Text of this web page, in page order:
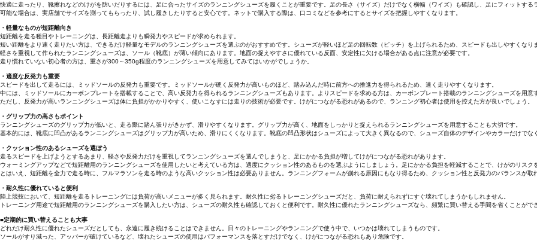
快適に走ったり、靴擦れなどのけがを防いだりするには、足に合ったサイズのランニングシューズを履くことが重要です。足の長さ（サイズ）だけでなく横幅（ワイズ）も確認し、足にフィットする
可能な場合は、実店舗でサイズを測ってもらったり、試し履きしたりすると安心です。ネットで購入する際は、口コミなどを参考にするとサイズを把握しやすくなります。
・軽量なものが短距離向き
短距離を走る種目やトレーニングは、長距離走よりも瞬発力やスピードが求められます。
短い距離をより速く走りたい方は、できるだけ軽量なモデルのランニングシューズを選ぶのがおすすめです。シューズが軽いほど足の回転数（ピッチ）を上げられるため、スピードも出しやすくなり
軽さを重視して作られたランニングシューズは、ソール（靴底）が薄い傾向にあります。地面の捉えやすさに優れている反面、安定性に欠ける場合がある点に注意が必要です。
走り慣れていない初心者の方は、重さが300～350g程度のランニングシューズを用意してみてはいかがでしょうか。
・適度な反発力も重要
スピードを出して走るには、ミッドソールの反発力も重要です。ミッドソールが硬く反発力が高いものほど、踏み込んだ時に前方への推進力を得られるため、速く走りやすくなります。
中には、ミッドソールにカーボンプレートを搭載することで、高い反発力を得られるランニングシューズもあります。よりスピードを求める方は、カーボンプレート搭載のランニングシューズを用意
ただし、反発力が高いランニングシューズは体に負担がかかりやすく、使いこなすには走りの技術が必要です。けがにつながる恐れがあるので、ランニング初心者は使用を控えた方が良いでしょう。
・グリップ力の高さもポイント
ランニングシューズのグリップ力が低いと、走る際に踏ん張りがきかず、滑りやすくなります。グリップ力が高く、地面をしっかりと捉えられるランニングシューズを用意することも大切です。
基本的には、靴底に凹凸があるランニングシューズはグリップ力が高いため、滑りにくくなります。靴底の凹凸形状はシューズによって大きく異なるので、シューズ自体のデザインやカラーだけでな
・クッション性のあるシューズを選ぼう
走るスピードを上げようとするあまり、軽さや反発力だけを重視してランニングシューズを選んでしまうと、足にかかる負担が増してけがにつながる恐れがあります。
ウォーミングアップなどで短距離用のランニングシューズを使用したいと考えている方は、適度にクッション性のあるものを選ぶようにしましょう。足にかかる負担を軽減することで、けがのリスク
とはいえ、短距離を全力で走る時に、フルマラソンを走る時のような高いクッション性は必要ありません。ランニングフォームが崩れる原因にもなり得るため、クッション性と反発力のバランスが取
・耐久性に優れていると便利
陸上競技において、短距離を走るトレーニングには負荷が高いメニューが多く見られます。耐久性に劣るトレーニングシューズだと、負荷に耐えられずにすぐ壊れてしまうかもしれません。
トレーニング用途で短距離用のランニングシューズを購入したい方は、シューズの耐久性も確認しておくと便利です。耐久性に優れたランニングシューズなら、頻繁に買い替える手間を省くことがで
■定期的に買い替えることも大事
どれだけ耐久性に優れたシューズだとしても、永遠に履き続けることはできません。日々のトレーニングやランニングで使う中で、いつかは壊れてしまうものです。
ソールがすり減った、アッパーが破けているなど、壊れたシューズの使用はパフォーマンスを落とすだけでなく、けがにつながる恐れもあり危険です。